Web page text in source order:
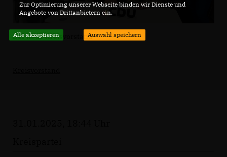
Der neue Kreisvorstand
Zur Optimierung unserer Webseite binden wir Dienste und
Angebote von Drittanbietern ein.
Alle akzeptieren Auswahl speichern